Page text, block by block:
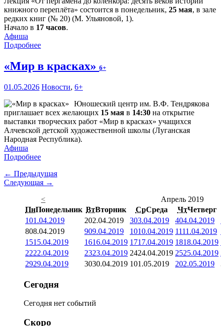
книжного переплёта» состоится в понедельник, 25 мая, в зале
редких книг (№ 20) (М. Ульяновой, 1).
Начало в 17 часов.
Афиша
Подробнее
«Мир в красках» 6+
01.05.2026 Новости, 6+
Юношеский центр им. В.Ф. Тендрякова
приглашает всех желающих 15 мая в 14:30 на открытие
выставки творческих работ «Мир в красках» учащихся
Алчевской детской художественной школы (Луганская
Народная Республика).
Афиша
Подробнее
← Предыдущая
Следующая →
<
Апрель 2019
ПнПонедельник ВтВторник СрСреда ЧтЧетверг
101.04.2019 202.04.2019 303.04.2019 404.04.2019
808.04.2019 909.04.2019 1010.04.2019 1111.04.2019
1515.04.2019 1616.04.2019 1717.04.2019 1818.04.2019
2222.04.2019 2323.04.2019 2424.04.2019 2525.04.2019
2929.04.2019 3030.04.2019 101.05.2019 202.05.2019
Сегодня
Сегодня нет событий
Скоро